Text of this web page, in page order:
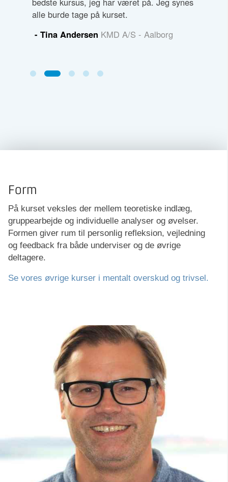
alle burde tage på kurset.
- Tina Andersen KMD A/S - Aalborg
Form
På kurset veksles der mellem teoretiske indlæg,
gruppearbejde og individuelle analyser og øvelser.
Formen giver rum til personlig refleksion, vejledning
og feedback fra både underviser og de øvrige
deltagere.
Se vores øvrige kurser i mentalt overskud og trivsel.